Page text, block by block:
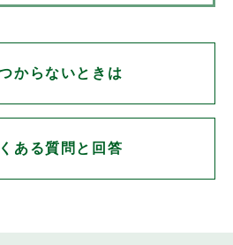
からないときは
ある質問と回答